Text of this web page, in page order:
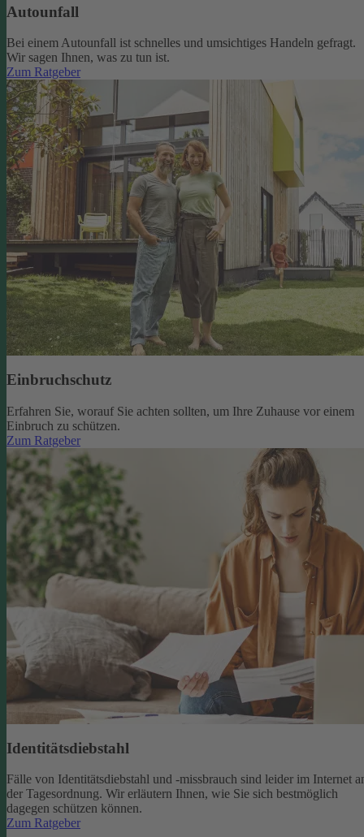
Autounfall
Bei einem Autounfall ist schnelles und umsichtiges Handeln gefragt.
Wir sagen Ihnen, was zu tun ist.
Zum Ratgeber
Einbruchschutz
Erfahren Sie, worauf Sie achten sollten, um Ihre Zuhause vor einem
Einbruch zu schützen.
Zum Ratgeber
Identitätsdiebstahl
Fälle von Identitätsdiebstahl und -missbrauch sind leider im Internet
der Tagesordnung. Wir erläutern Ihnen, wie Sie sich bestmöglich
dagegen schützen können.
Zum Ratgeber